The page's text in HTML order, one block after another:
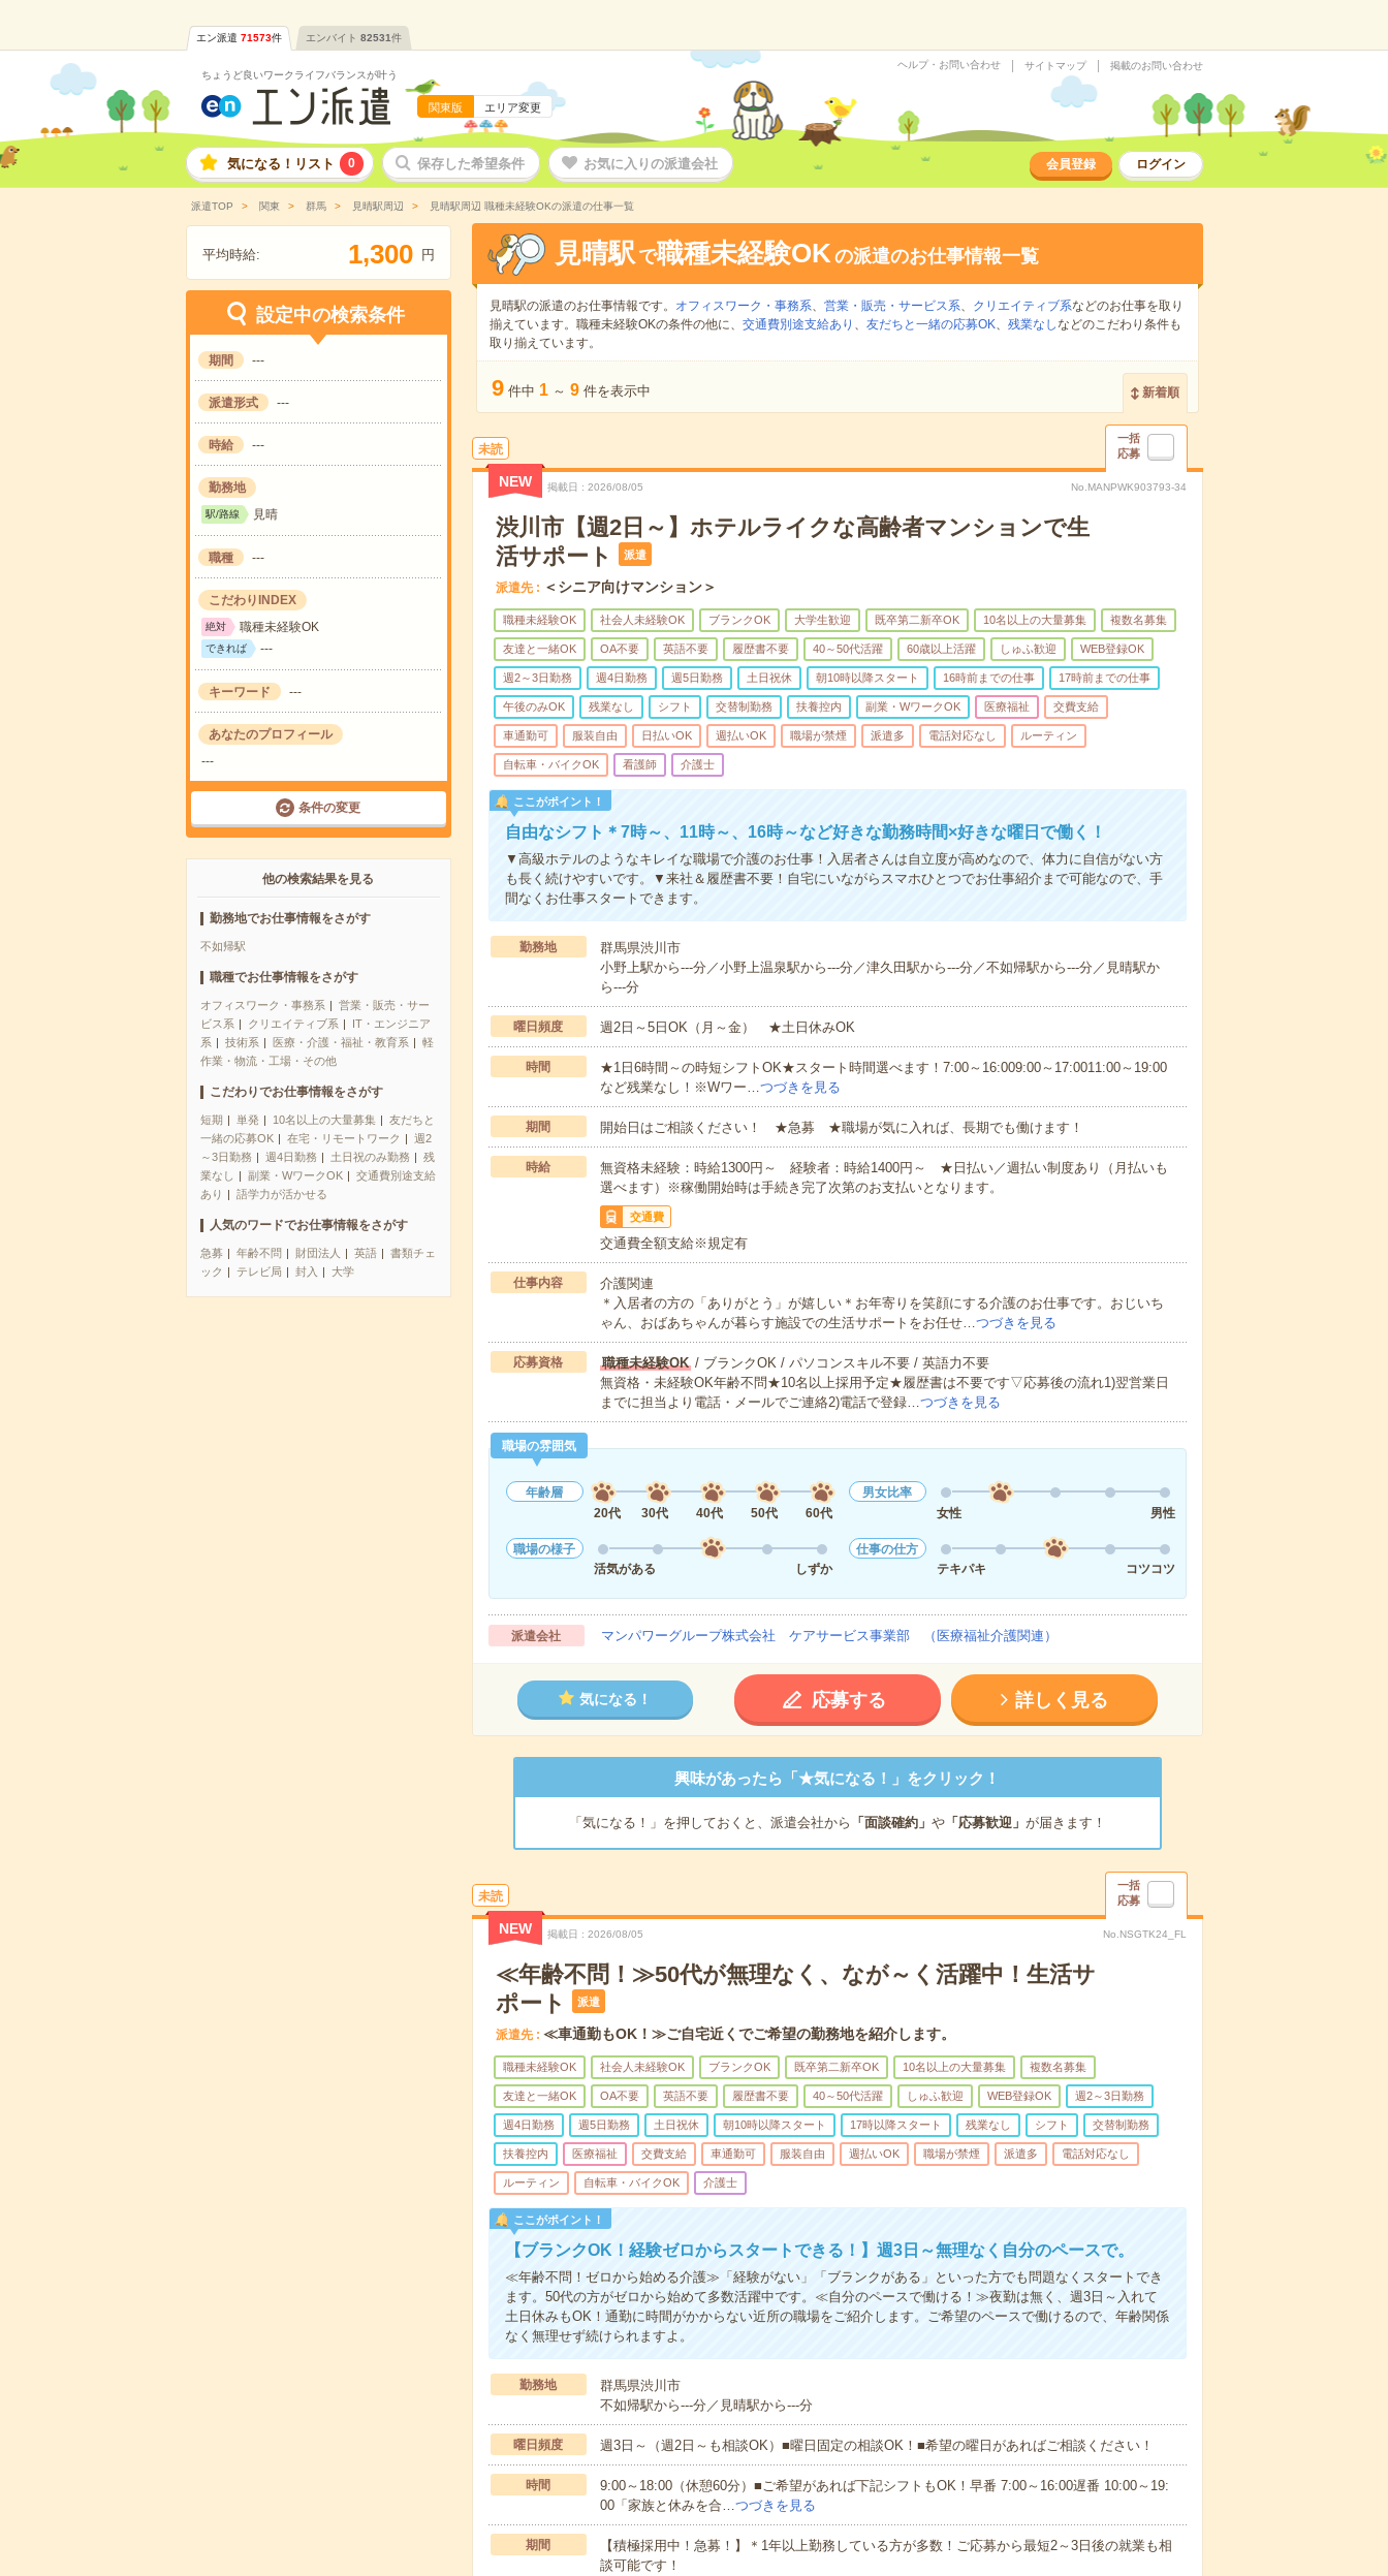
エン派遣 71573件 エンバイト 82531件
ちょうど良いワークライフバランスが叶う
関東版 エリア変更
ヘルプ・お問い合わせ サイトマップ 掲載のお問い合わせ
気になる！リスト 0 保存した希望条件 お気に入りの派遣会社 会員登録 ログイン
派遣TOP 関東 群馬 見晴駅周辺 見晴駅周辺 職種未経験OKの派遣の仕事一覧
平均時給: 1,300 円
設定中の検索条件
期間 ---
派遣形式 ---
時給 ---
勤務地
駅/路線 見晴
職種 ---
こだわりINDEX
絶対 職種未経験OK
できれば ---
キーワード ---
あなたのプロフィール
---
条件の変更
他の検索結果を見る
勤務地でお仕事情報をさがす
不如帰駅
職種でお仕事情報をさがす
オフィスワーク・事務系
営業・販売・サー
ビス系
クリエイティブ系
IT・エンジニア
系
技術系 医療・介護・福祉・教育系
軽
作業・物流・工場・その他
こだわりでお仕事情報をさがす
短期 単発 10名以上の大量募集
友だちと
一緒の応募OK
在宅・リモートワーク
週2
～3日勤務
週4日勤務 土日祝のみ勤務
残
業なし
副業・WワークOK
交通費別途支給
あり
語学力が活かせる
人気のワードでお仕事情報をさがす
急募 年齢不問 財団法人 英語
書類チェ
ック
テレビ局 封入 大学
見晴駅 で職種未経験OKの派遣のお仕事情報一覧
見晴駅の派遣のお仕事情報です。 オフィスワーク・事務系、 営業・販売・サービス系、 クリエイティブ系などのお仕事を取り
揃えています。職種未経験OKの条件の他に、 交通費別途支給あり 、 友だちと一緒の応募OK、 残業なしなどのこだわり条件も
取り揃えています。
9 件中 1 ～ 9 件を表示中 新着順
未読
一括
応募
NEW 掲載日 2026/08/05 No.MANPWK903793-34
渋川市【週2日～】ホテルライクな高齢者マンションで生
活サポート
派遣
派遣先 ＜シニア向けマンション＞
職種未経験OK 社会人未経験OK ブランクOK 大学生歓迎 既卒第二新卒OK 10名以上の大量募集 複数名募集
友達と一緒OK OA不要 英語不要 履歴書不要 40～50代活躍 60歳以上活躍 しゅふ歓迎 WEB登録OK
週2～3日勤務 週4日勤務 週5日勤務 土日祝休 朝10時以降スタート 16時前までの仕事 17時前までの仕事
午後のみOK 残業なし シフト 交替制勤務 扶養控内 副業・WワークOK 医療福祉 交費支給
車通勤可 服装自由 日払いOK 週払いOK 職場が禁煙 派遣多 電話対応なし ルーティン
自転車・バイクOK 看護師 介護士
ここがポイント！
自由なシフト＊7時～、11時～、16時～など好きな勤務時間×好きな曜日で働く！
▼高級ホテルのようなキレイな職場で介護のお仕事！入居者さんは自立度が高めなので、体力に自信がない方
も長く続けやすいです。▼来社＆履歴書不要！自宅にいながらスマホひとつでお仕事紹介まで可能なので、手
間なくお仕事スタートできます。
勤務地
群馬県渋川市
小野上駅から---分／小野上温泉駅から---分／津久田駅から---分／不如帰駅から---分／見晴駅か
ら---分
曜日頻度 週2日～5日OK（月～金） ★土日休みOK
時間
★1日6時間～の時短シフトOK★スタート時間選べます！7:00～16:009:00～17:0011:00～19:00
など残業なし！※Wワー…つづきを見る
期間 開始日はご相談ください！ ★急募 ★職場が気に入れば、長期でも働けます！
時給
無資格未経験：時給1300円～ 経験者：時給1400円～ ★日払い／週払い制度あり（月払いも
選べます）※稼働開始時は手続き完了次第のお支払いとなります。
交通費
交通費全額支給※規定有
仕事内容
介護関連
＊入居者の方の「ありがとう」が嬉しい＊お年寄りを笑顔にする介護のお仕事です。おじいち
ゃん、おばあちゃんが暮らす施設での生活サポートをお任せ…つづきを見る
応募資格 職種未経験OK/ ブランクOK / パソコンスキル不要 / 英語力不要
無資格・未経験OK年齢不問★10名以上採用予定★履歴書は不要です▽応募後の流れ1)翌営業日
までに担当より電話・メールでご連絡2)電話で登録…つづきを見る
職場の雰囲気
年齢層
20代
30代 40代 50代 60代
男女比率
女性
男性
職場の様子
活気がある
しずか
仕事の仕方
テキパキ
コツコツ
派遣会社 マンパワーグループ株式会社 ケアサービス事業部 （医療福祉介護関連）
気になる！ 応募する 詳しく見る
興味があったら「★気になる！」をクリック！
「気になる！」を押しておくと、派遣会社から 「面談確約」 や「応募歓迎」 が届きます！
未読
一括
応募
NEW 掲載日 2026/08/05 No.NSGTK24_FL
≪年齢不問！≫50代が無理なく、なが～く活躍中！生活サ
ポート
派遣
派遣先 ≪車通勤もOK！≫ご自宅近くでご希望の勤務地を紹介します。
職種未経験OK 社会人未経験OK ブランクOK 既卒第二新卒OK 10名以上の大量募集 複数名募集
友達と一緒OK OA不要 英語不要 履歴書不要 40～50代活躍 しゅふ歓迎 WEB登録OK 週2～3日勤務
週4日勤務 週5日勤務 土日祝休 朝10時以降スタート 17時以降スタート 残業なし シフト 交替制勤務
扶養控内 医療福祉 交費支給 車通勤可 服装自由 週払いOK 職場が禁煙 派遣多 電話対応なし
ルーティン 自転車・バイクOK 介護士
ここがポイント！
【ブランクOK！経験ゼロからスタートできる！】週3日～無理なく自分のペースで。
≪年齢不問！ゼロから始める介護≫「経験がない」「ブランクがある」といった方でも問題なくスタートでき
ます。50代の方がゼロから始めて多数活躍中です。≪自分のペースで働ける！≫夜勤は無く、週3日～入れて
土日休みもOK！通勤に時間がかからない近所の職場をご紹介します。ご希望のペースで働けるので、年齢関係
なく無理せず続けられますよ。
勤務地
群馬県渋川市
不如帰駅から---分／見晴駅から---分
曜日頻度 週3日～（週2日～も相談OK）■曜日固定の相談OK！■希望の曜日があればご相談ください！
時間
9:00～18:00（休憩60分）■ご希望があれば下記シフトもOK！早番 7:00～16:00遅番 10:00～19:
00「家族と休みを合…つづきを見る
期間
【積極採用中！急募！】＊1年以上勤務している方が多数！ご応募から最短2～3日後の就業も相
談可能です！